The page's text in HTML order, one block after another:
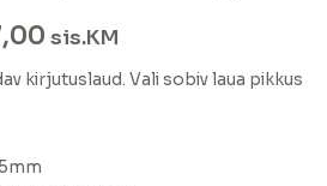
sis.KM
kirjutuslaud. Vali sobiv laua pikkus